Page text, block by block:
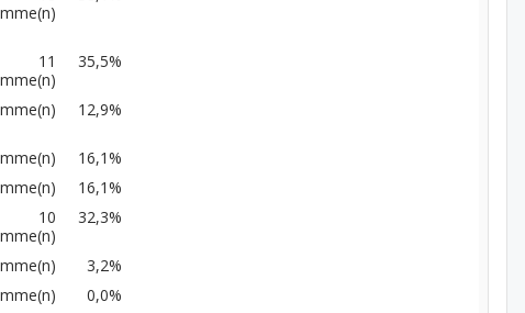
11
35,5%
12,9%
16,1%
16,1%
10
32,3%
3,2%
0,0%